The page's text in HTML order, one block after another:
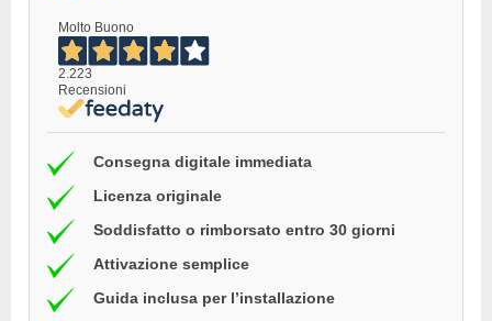
Molto Buono
2.223
Recensioni
Consegna digitale immediata
Licenza originale
Soddisfatto o rimborsato entro 30 giorni
Attivazione semplice
Guida inclusa per l’installazione